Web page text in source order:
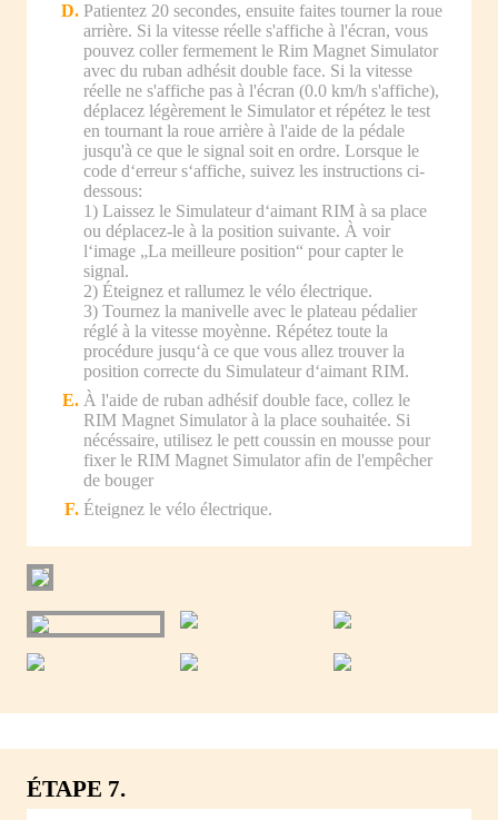
Patientez 20 secondes, ensuite faites tourner la roue
arrière. Si la vitesse réelle s'affiche à l'écran, vous
pouvez coller fermement le Rim Magnet Simulator
avec du ruban adhésit double face. Si la vitesse
réelle ne s'affiche pas à l'écran (0.0 km/h s'affiche),
déplacez légèrement le Simulator et répétez le test
en tournant la roue arrière à l'aide de la pédale
jusqu'à ce que le signal soit en ordre. Lorsque le
code d‘erreur s‘affiche, suivez les instructions ci-
dessous:
1) Laissez le Simulateur d‘aimant RIM à sa place
ou déplacez-le à la position suivante. À voir
l‘image „La meilleure position“ pour capter le
signal.
2) Éteignez et rallumez le vélo électrique.
3) Tournez la manivelle avec le plateau pédalier
réglé à la vitesse moyènne. Répétez toute la
procédure jusqu‘à ce que vous allez trouver la
position correcte du Simulateur d‘aimant RIM.
À l'aide de ruban adhésif double face, collez le
RIM Magnet Simulator à la place souhaitée. Si
nécéssaire, utilisez le pett coussin en mousse pour
fixer le RIM Magnet Simulator afin de l'empêcher
de bouger
Éteignez le vélo électrique.
ÉTAPE 7.